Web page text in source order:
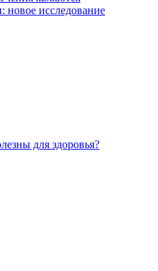
новое исследование
для здоровья?